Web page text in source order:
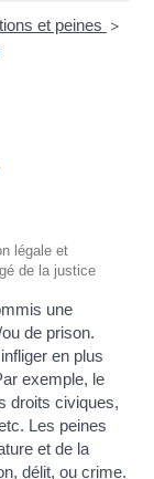
et peines >
légale et
de la justice
une
de prison.
en plus
exemple, le
droits civiques,
Les peines
et de la
,délit, oucrime.